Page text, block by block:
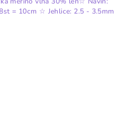
= 10cm ☆ Jehlice: 2.5 - 3.5mm